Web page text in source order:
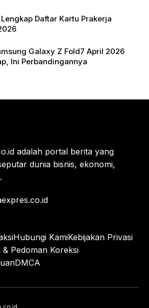
Daftar Kartu Prakerja
Galaxy Z Fold7 April 2026
Ini Perbandingannya
adalah portal berita yang
dunia bisnis, ekonomi,
Hubungi KamiKebijakan Privasi
& Pedoman Koreksi
DMCA